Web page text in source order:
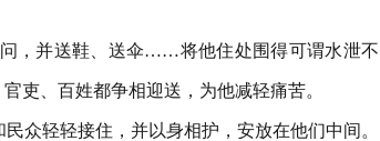
，并送鞋、送伞……将他住处围得可谓水泄不
吏、百姓都争相迎送，为他减轻痛苦。
众轻轻接住，并以身相护，安放在他们中间。